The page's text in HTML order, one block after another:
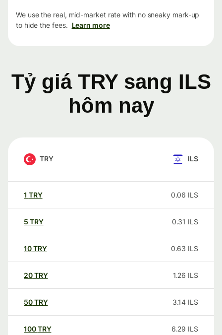
We use the real, mid-market rate with no sneaky mark-up
to hide the fees. Learn more
Tỷ giá TRY sang ILS
hôm nay
TRY ILS
1 TRY 0.06 ILS
5 TRY 0.31 ILS
10TRY 0.63 ILS
20TRY 1.26 ILS
50TRY 3.14 ILS
100TRY 6.29 ILS